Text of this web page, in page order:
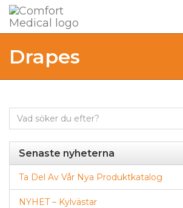
Drapes
Sök
Senaste nyheterna
Ta Del Av Vår Nya Produktkatalog
NYHET – Kylvästar